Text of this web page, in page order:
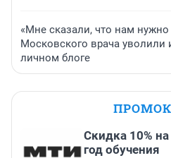
«Мне сказали, что нам нужно
Московского врача уволили
личном блоге
Скидка 10%
год обучения